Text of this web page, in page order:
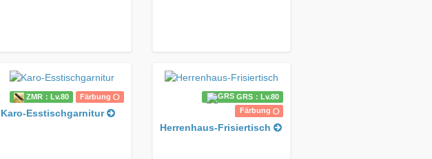
ZMR：Lv.80 Färbung
Karo-Esstischgarnitur
GRS：Lv.80
Färbung
Herrenhaus-Frisiertisch